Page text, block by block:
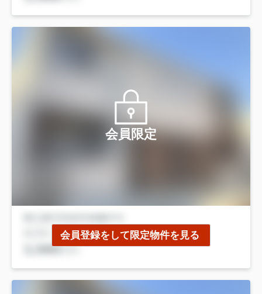
会員限定
会員登録をして限定物件を見る